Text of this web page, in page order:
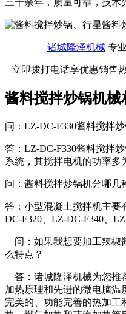
诸城隆泽机械 专
立即拨打电话享优惠销售
酱料搅拌炒锅机械
问：LZ-DC-F330酱料搅拌
答：LZ-DC-F330酱料搅拌
系统，其搅拌电机的功率多
问：酱料搅拌炒锅机分哪几
答：小型混凝土搅拌机主要
DC-F320、LZ-DC-F340、
问：如果我想要加工辣椒
么特点？
答：诸城隆泽机械为您推
加热原理和先进的微电脑温
完美的、功能完善的热加工